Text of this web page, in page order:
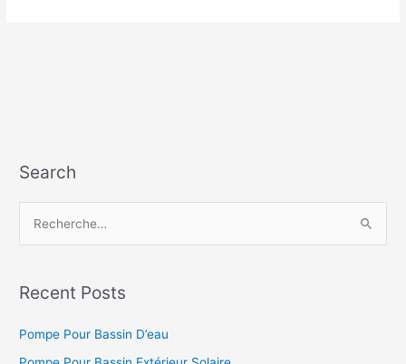
Search
h
r
c
Recent Posts
Pompe Pour Bassin D’eau